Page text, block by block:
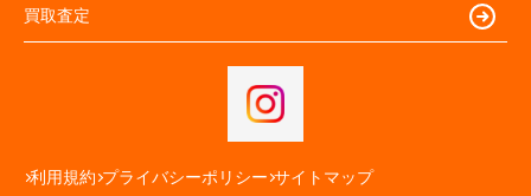
買取査定
利用規約 プライバシーポリシー サイトマップ